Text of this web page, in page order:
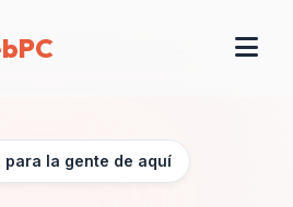
para la gente de aquí